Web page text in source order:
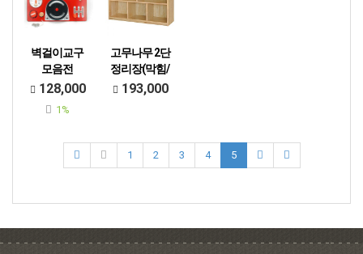
벽걸이교구
모음전
선택1. 벽걸이교
드라이빙플레이
벽걸이완구​​​​선택
택6. 앰뷸런스벽
걸이교구선택7.
128,000
1%
고무나무 2단
정리장(막힘/
완구장)
193,000
1 2 3 4 5